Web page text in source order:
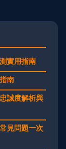
實用指南
南
誠度解析與
見問題一次